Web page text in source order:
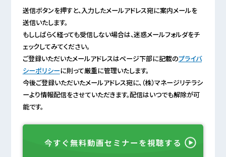
送信ボタンを押すと、入力したメールアドレス宛に案内メールを
送信いたします。
もししばらく経っても受信しない場合は、迷惑メールフォルダをチ
ェックしてみてください。
ご登録いただいたメールアドレスはページ下部に記載のプライバ
シーポリシーに則って厳重に管理いたします。
今後ご登録いただいたメールアドレス宛に、（株）マネージリテラシ
ーより情報配信をさせていただきます。配信はいつでも解除が可
能です。